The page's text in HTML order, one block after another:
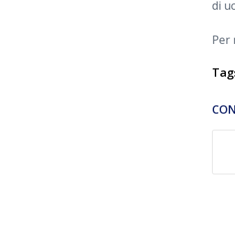
di
Per